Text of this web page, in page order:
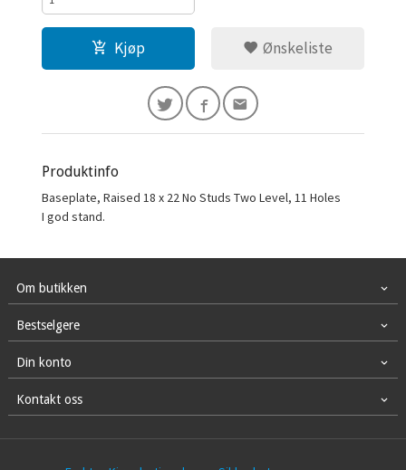
Kjøp Ønskeliste
Produktinfo
Baseplate, Raised 18 x 22 No Studs Two Level, 11 Holes
I god stand.
Om butikken
Bestselgere
Din konto
Kontakt oss